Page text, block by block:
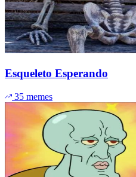
Esqueleto Esperando
35 memes